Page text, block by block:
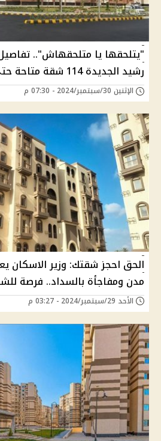
"يتلحقها يا متلحقهاش"..
رشيد الجديدة 114 شقة متاحة حتى هذا التوقيت
الإثنين 30/سبتمبر/2024 - 07:30 م
مدن ومفاجأة بالسداد.. فرصة
الأحد 29/سبتمبر/2024 - 03:27 م